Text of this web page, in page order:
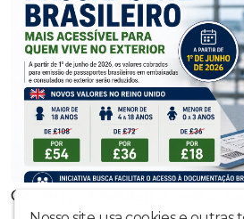
Governo brasileiro reduz